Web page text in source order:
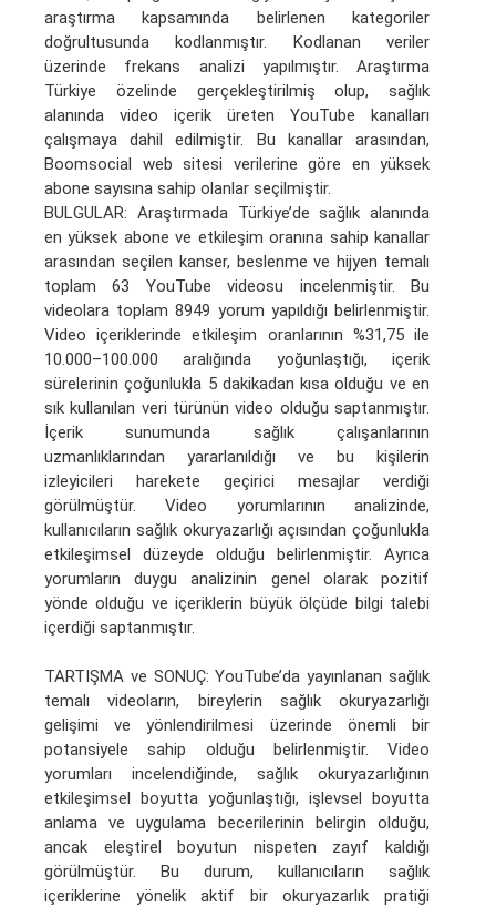
araştırma kapsamında belirlenen kategoriler
doğrultusunda kodlanmıştır. Kodlanan veriler
üzerinde frekans analizi yapılmıştır. Araştırma
Türkiye özelinde gerçekleştirilmiş olup, sağlık
alanında video içerik üreten YouTube kanalları
çalışmaya dahil edilmiştir. Bu kanallar arasından,
Boomsocial web sitesi verilerine göre en yüksek
abone sayısına sahip olanlar seçilmiştir.
BULGULAR: Araştırmada Türkiye’de sağlık alanında
en yüksek abone ve etkileşim oranına sahip kanallar
arasından seçilen kanser, beslenme ve hijyen temalı
toplam 63 YouTube videosu incelenmiştir. Bu
videolara toplam 8949 yorum yapıldığı belirlenmiştir.
Video içeriklerinde etkileşim oranlarının %31,75 ile
10.000–100.000 aralığında yoğunlaştığı, içerik
sürelerinin çoğunlukla 5 dakikadan kısa olduğu ve en
sık kullanılan veri türünün video olduğu saptanmıştır.
İçerik sunumunda sağlık çalışanlarının
uzmanlıklarından yararlanıldığı ve bu kişilerin
izleyicileri harekete geçirici mesajlar verdiği
görülmüştür. Video yorumlarının analizinde,
kullanıcıların sağlık okuryazarlığı açısından çoğunlukla
etkileşimsel düzeyde olduğu belirlenmiştir. Ayrıca
yorumların duygu analizinin genel olarak pozitif
yönde olduğu ve içeriklerin büyük ölçüde bilgi talebi
içerdiği saptanmıştır.
TARTIŞMA ve SONUÇ: YouTube’da yayınlanan sağlık
temalı videoların, bireylerin sağlık okuryazarlığı
gelişimi ve yönlendirilmesi üzerinde önemli bir
potansiyele sahip olduğu belirlenmiştir. Video
yorumları incelendiğinde, sağlık okuryazarlığının
etkileşimsel boyutta yoğunlaştığı, işlevsel boyutta
anlama ve uygulama becerilerinin belirgin olduğu,
ancak eleştirel boyutun nispeten zayıf kaldığı
görülmüştür. Bu durum, kullanıcıların sağlık
içeriklerine yönelik aktif bir okuryazarlık pratiği